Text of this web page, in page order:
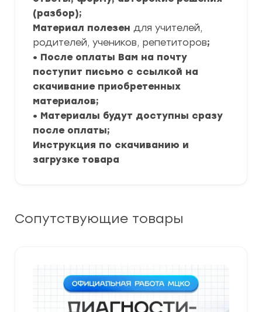
(разбор);
Материал полезен для учителей,
родителей, учеников, репетиторов;
• После оплаты Вам на почту
поступит письмо с ссылкой на
скачивание приобретенных
материалов;
• Материалы будут доступны сразу
после оплаты;
Инструкция по скачиванию и
загрузке товара
Сопутствующие товары